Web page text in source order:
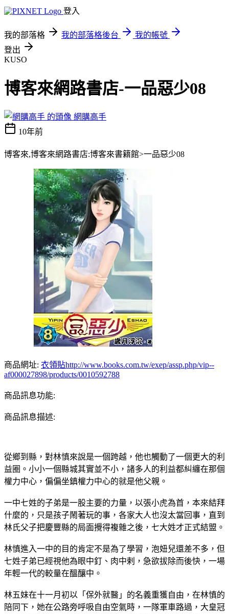
登入
我的部落格 我的部落格後台
我的帳號
登出
KUSO
博客來網路書店-一品惡少08
網購高手
10年前
博客來,博客來網路書店:博客來書籍館>一品惡少08
商品網址: 衣領貼http://www.books.com.tw/exep/assp.php/vip--
af000027898/products/0010592788
商品訊息功能:
商品訊息描述:
從鄉到縣，對林慎來說是一個跨越，他也觸動了一個更大的利
益圈。小小一個縣城其實並不小，諸多人的利益都糾纏在那個
權力中心，偏偏坐鎮權力中心的就是他父親。
一中七姓的子弟是一股主要的力量，以張小虎為首，本來結拜
什麼的，只是孩子鬧著玩的事，各家大人也沒太當回事，直到
林氏父子把慶豐縣的局面攪得複雜之後，七大姓才正式結盟。
林慎進入一中的目的肯定不是為了學習，泡妞兒還差不多，但
七姓子弟已經視他為眼中釘、肉中剌，急欲拔除而後快，一場
年輕一代的較量在醞釀中。
林五妹在十一月初以「保外就醫」的名義重獲自由，在林慎的
陪同下，她在公路旁呼吸自由空氣時，一隊軍車路過，大皇冠